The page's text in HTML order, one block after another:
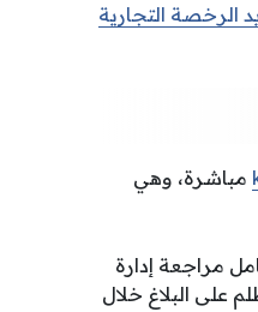
الرخصة التجارية
مباشرة، وهي
مراجعة إدارة
على البلاغ خلال